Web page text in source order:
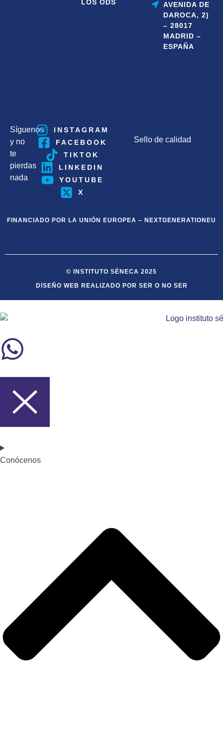
LOS ODS
AVENIDA DE
DAROCA, 2)
– 28017
MADRID –
ESPAÑA
Síguenos
y no
te
pierdas
nada
INSTAGRAM
FACEBOOK
TIKTOK
LINKEDIN
YOUTUBE
X
Sello de calidad
FINANCIADO POR LA UNIÓN EUROPEA – NEXTGENERATIONEU
© INSTITUTO SÉNECA 2025
DISEÑO WEB REALIZADO POR SER O NO SER
Conócenos